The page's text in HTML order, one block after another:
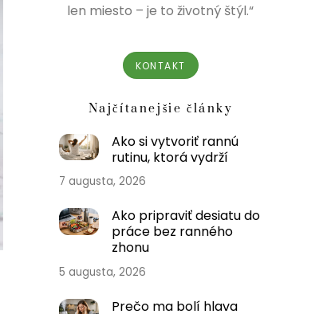
len miesto – je to životný štýl.“
KONTAKT
Najčítanejšie články
Ako si vytvoriť rannú
rutinu, ktorá vydrží
7 augusta, 2026
Ako pripraviť desiatu do
práce bez ranného
zhonu
5 augusta, 2026
Prečo ma bolí hlava